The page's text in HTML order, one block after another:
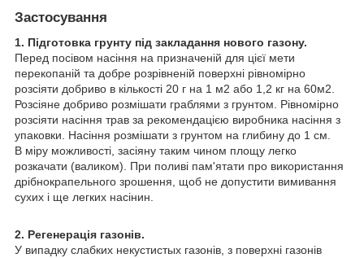
Застосування
1. Підготовка грунту під закладання нового газону.
Перед посівом насіння на призначеній для цієї мети
перекопаній та добре розрівненій поверхні рівномірно
розсіяти добриво в кількості 20 г на 1 м2 або 1,2 кг на 60м2.
Розсіяне добриво розмішати граблями з грунтом. Рівномірно
розсіяти насіння трав за рекомендацією виробника насіння з
упаковки. Насіння розмішати з грунтом на глибину до 1 см.
В міру можливості, засіяну таким чином площу легко
розкачати (валиком). При поливі пам'ятати про використання
дрібнокрапельного зрошення, щоб не допустити вимивання
сухих і ще легких насінин.
2. Регенерація газонів.
У випадку слабких некустистых газонів, з поверхні газонів